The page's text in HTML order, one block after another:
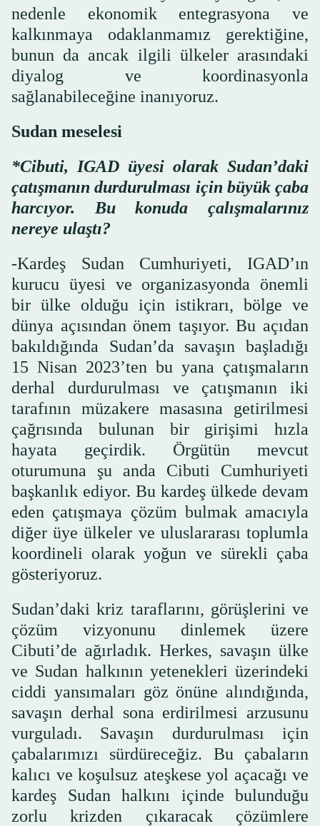
nedenle ekonomik entegrasyona ve
kalkınmaya odaklanmamız gerektiğine,
bunun da ancak ilgili ülkeler arasındaki
diyalog ve koordinasyonla
sağlanabileceğine inanıyoruz.
Sudan meselesi
*Cibuti, IGAD üyesi olarak Sudan’daki
çatışmanın durdurulması için büyük çaba
harcıyor. Bu konuda çalışmalarınız
nereye ulaştı?
-Kardeş Sudan Cumhuriyeti, IGAD’ın
kurucu üyesi ve organizasyonda önemli
bir ülke olduğu için istikrarı, bölge ve
dünya açısından önem taşıyor. Bu açıdan
bakıldığında Sudan’da savaşın başladığı
15 Nisan 2023’ten bu yana çatışmaların
derhal durdurulması ve çatışmanın iki
tarafının müzakere masasına getirilmesi
çağrısında bulunan bir girişimi hızla
hayata geçirdik. Örgütün mevcut
oturumuna şu anda Cibuti Cumhuriyeti
başkanlık ediyor. Bu kardeş ülkede devam
eden çatışmaya çözüm bulmak amacıyla
diğer üye ülkeler ve uluslararası toplumla
koordineli olarak yoğun ve sürekli çaba
gösteriyoruz.
Sudan’daki kriz taraflarını, görüşlerini ve
çözüm vizyonunu dinlemek üzere
Cibuti’de ağırladık. Herkes, savaşın ülke
ve Sudan halkının yetenekleri üzerindeki
ciddi yansımaları göz önüne alındığında,
savaşın derhal sona erdirilmesi arzusunu
vurguladı. Savaşın durdurulması için
çabalarımızı sürdüreceğiz. Bu çabaların
kalıcı ve koşulsuz ateşkese yol açacağı ve
kardeş Sudan halkını içinde bulunduğu
zorlu krizden çıkaracak çözümlere